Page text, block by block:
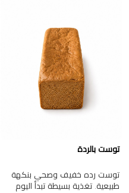
توست بالردة
توست رده خفيف وصحي بنكهة
طبيعية. تغذية بسيطة تبدأ اليوم